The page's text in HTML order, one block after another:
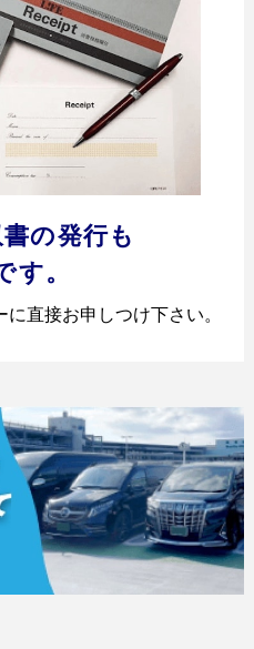
の発行も
す。
直接お申しつけ下さい。